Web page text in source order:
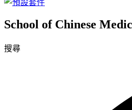
School of Chinese
搜尋